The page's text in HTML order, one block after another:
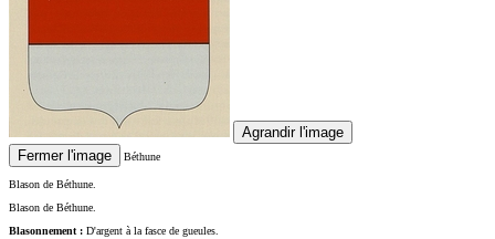
Agrandir l'image
Fermer l'image
Béthune
Blason de Béthune.
Blason de Béthune.
Blasonnement : D'argent à la fasce de gueules.